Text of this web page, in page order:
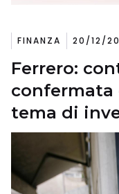
FINANZA 20/12/
Ferrero:
tema di